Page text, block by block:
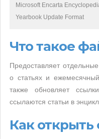
Microsoft Encarta
Yearbook Update Format
Что такое
Предоставляет
о статьях и
также обновляет
ссылаются статьи в
Как открыть